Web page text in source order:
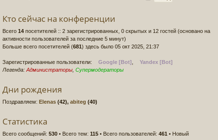
Кто сейчас на конференции
Всего 14 посетителей :: 2 зарегистрированных, 0 скрытых и 12 гостей (основано на
активности пользователей за последние 5 минут)
Больше всего посетителей (681) здесь было 05 окт 2025, 21:37
Зарегистрированные пользователи: Google [Bot]
Yandex [Bot]
Легенда: Администраторы Супермодераторы
Дни рождения
Поздравляем: Elenas (42), abiteg (40)
Статистика
Всего сообщений: 530 • Всего тем: 115 • Всего пользователей: 461 • Новый